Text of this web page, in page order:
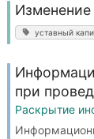
Изменение
уставный
при
Раскрытие